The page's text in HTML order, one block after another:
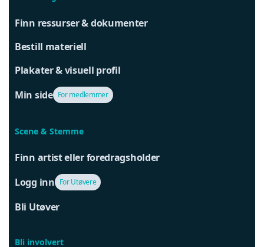
Finn ressurser & dokumenter
Bestill materiell
Plakater & visuell profil
Min side For medlemmer
Scene & Stemme
Finn artist eller foredragsholder
Logg inn For Utøvere
Bli Utøver
Bli involvert